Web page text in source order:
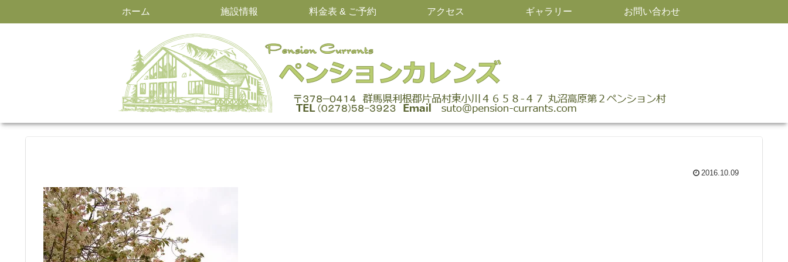
ホーム 施設情報 料金表 & ご予約 アクセス ギャラリー お問い合わせ
2016.10.09